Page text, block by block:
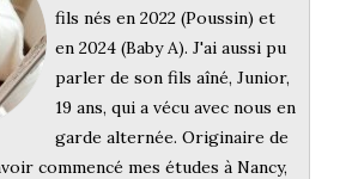
fils nés en 2022 (Poussin) et
en 2024 (Baby A). J'ai aussi pu
parler de son fils aîné, Junior,
19 ans, qui a vécu avec nous en
garde alternée. Originaire de
commencé mes études à Nancy,